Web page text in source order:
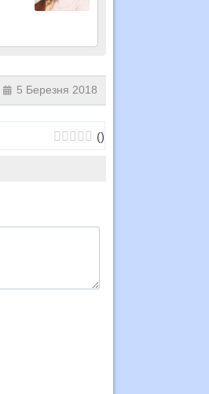
5 Березня 2018
()